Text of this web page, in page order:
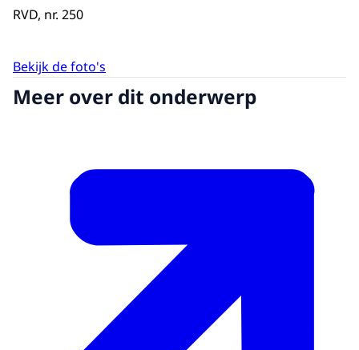
RVD, nr. 250
Bekijk de foto's
Meer over dit onderwerp